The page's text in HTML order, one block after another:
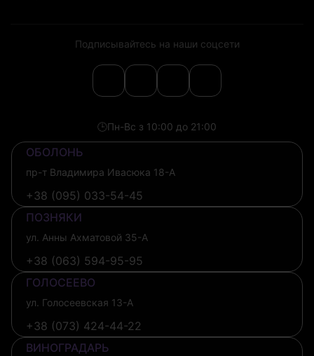
Подписывайтесь на наши соцсети
🕒Пн-Вс з 10:00 до 21:00
ОБОЛОНЬ
пр-т Владимира Ивасюка 18-А
+38 (095) 033-54-45
ПОЗНЯКИ
ул. Анны Ахматовой 35-А
+38 (063) 594-95-95
ГОЛОСЕЕВО
ул. Голосеевская 13-А
+38 (073) 424-44-22
ВИНОГРАДАРЬ